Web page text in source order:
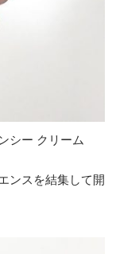
シー クリーム
ンスを結集して開